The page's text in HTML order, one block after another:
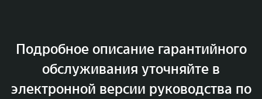
Подробное описание гарантийного
обслуживания уточняйте в
электронной версии руководства по